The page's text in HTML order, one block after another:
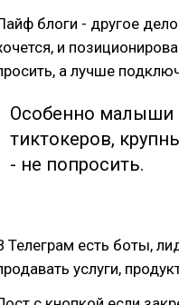
блоги - другое
и
а лучше
Особенно малыши
тиктокеров,
- не попросить.
Телеграм есть боты,
услуги,